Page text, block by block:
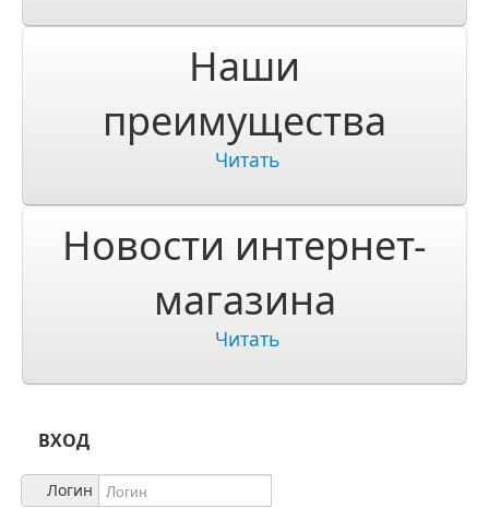
Доставка по Санкт-Петербугу
Доставка и оплата по России
Ответы на часто задаваемые вопросы
Наши
преимущества
Читать
Новости интернет-
магазина
Читать
ВХОД
Логин